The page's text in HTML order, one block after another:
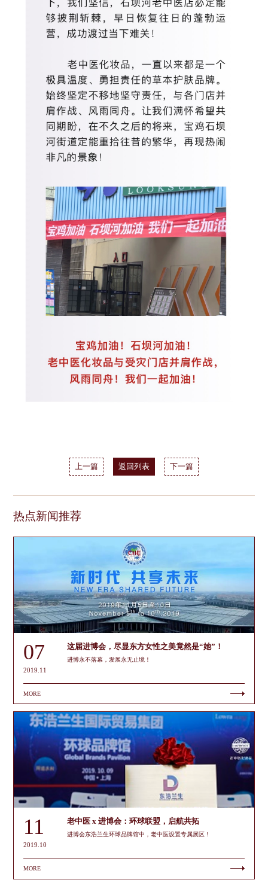
上一篇 返回列表 下一篇
热点新闻推荐
07
2019.11
这届进博会，尽显东方女性之美竟然是“她”！
进博永不落幕，发展永无止境！
MORE
11
2019.10
老中医 x 进博会：环球联盟，启航共拓
进博会东浩兰生环球品牌馆中，老中医设置专属展区！
MORE